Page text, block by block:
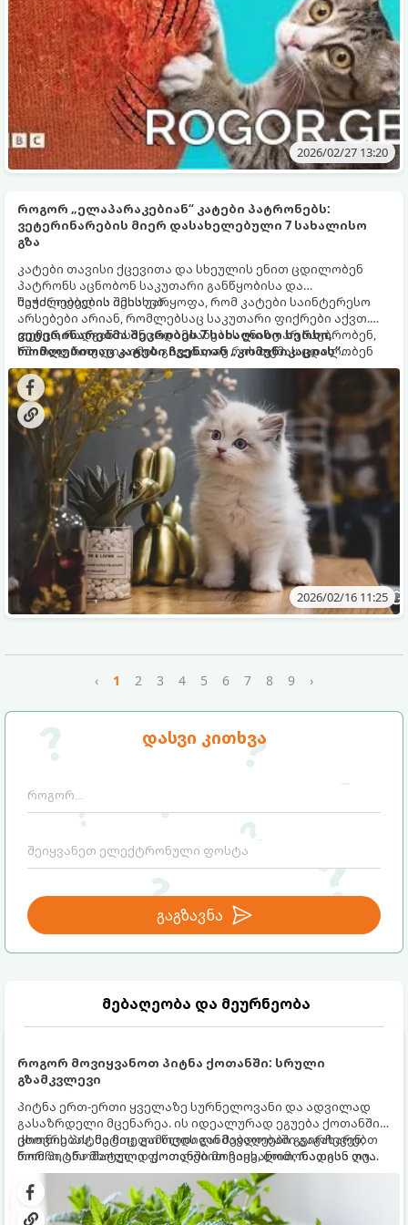
დასვი კითხვა
გაგზავნა
მებაღეობა და მეურნეობა
როგორ მოვიყვანოთ პიტნა ქოთანში: სრული
გზამკვლევი
პიტნა ერთ-ერთი ყველაზე სურნელოვანი და ადვილად
გასაზრდელი მცენარეა. ის იდეალურად ეგუება ქოთანში
ცხოვრებას, მეტიც, გამოცდილი მებაღეები გვირჩევენ,
რომ პიტნა მხოლოდ ქოთანში მოვიყვანოთ, რადგან ღია
გრუნტში (ბაღში) დარგვისას ის ფესვებით ძალიან
სწრაფად ვრცელდება და სხვა მცენარეებს ავიწროებს.
ქოთნის პიტნა მთელი წლის განმავლობაში გაგახარებთ
ნორჩი, არომატული ფოთლებით ჩაის, ლიმონათისა თუ
კერძებისთვის.
2026/02/27 13:20
როგორ „ელაპარაკებიან“ კატები პატრონებს:
ვეტერინარების მიერ დასახელებული 7 სახალისო
გზა
კატები თავისი ქცევითა და სხეულის ენით ცდილობენ
პატრონს აცნობონ საკუთარი განწყობისა და
საჭიროებების შესახებ.
შეუძლებელია იმის უარყოფა, რომ კატები საინტერესო
არსებები არიან, რომლებსაც საკუთარი ფიქრები აქვთ.
თუმცა, რადგან ისინი ადამიანების ენაზე არ საუბრობენ,
ხშირად რთულია იმის გაგება, თუ რის თქმას ცდილობენ
კონკრეტულ მომენტში. შინაური ცხოველების ზოგიერთ
პატრონს მიაჩნია, რომ კატები გარიყულები ან
არამეგობრულები არიან, მაგრამ ეს ყოველთვის ასე არ
არის. მათი ქცევის გაგება დაგეხმარებათ თქვენს
ფუმფულა მეგობართან კავშირის გაძლიერებაში.
ვეტერინარებმა შეკრიბეს 7 სახალისო ხერხი,
რომლებითაც კატები ჩვენთან „კომუნიკაციას“
ამყარებენ:
2026/02/16 11:25
‹ 1 2 3 4 5 6 7 8 9 ›